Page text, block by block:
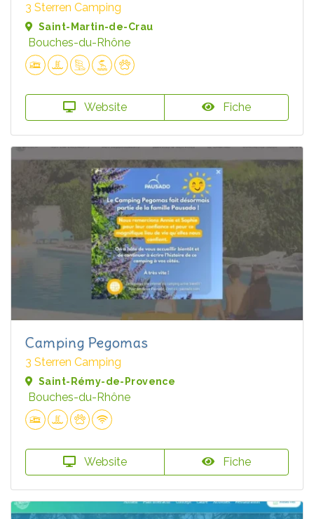
3 Sterren Camping
Saint-Martin-de-Crau
Bouches-du-Rhône
Website Fiche
Camping Pegomas
3 Sterren Camping
Saint-Rémy-de-Provence
Bouches-du-Rhône
Website Fiche